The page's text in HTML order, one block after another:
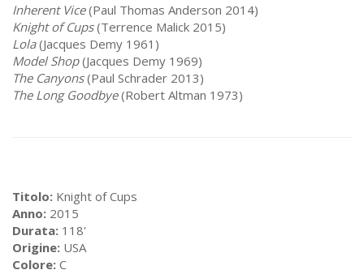
Inherent Vice(Paul Thomas Anderson 2014)
Knight of Cups(Terrence Malick 2015)
Lola(Jacques Demy 1961)
Model Shop(Jacques Demy 1969)
The Canyons(Paul Schrader 2013)
The Long Goodbye(Robert Altman 1973)
Titolo: Knight of Cups
Anno: 2015
Durata: 118'
Origine: USA
Colore: C